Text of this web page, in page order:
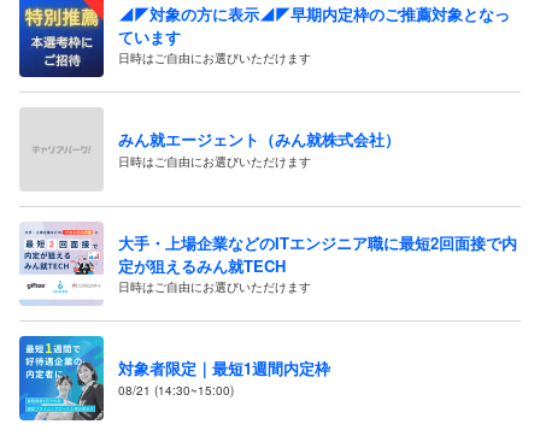
◢◤対象の方に表示◢◤早期内定枠のご推薦対象となっ
ています
日時はご自由にお選びいただけます
みん就エージェント（みん就株式会社）
日時はご自由にお選びいただけます
大手・上場企業などのITエンジニア職に最短2回面接で内
定が狙えるみん就TECH
日時はご自由にお選びいただけます
対象者限定｜最短1週間内定枠
08/21 (14:30~15:00)